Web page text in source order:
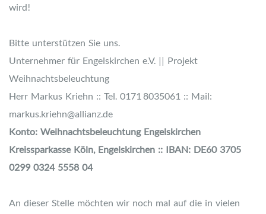
wird!
Bitte unterstützen Sie uns.
Unternehmer für Engelskirchen e.V. || Projekt
Weihnachtsbeleuchtung
Herr Markus Kriehn :: Tel. 0171 8035061 :: Mail:
markus.kriehn@allianz.de
Konto: Weihnachtsbeleuchtung Engelskirchen
Kreissparkasse Köln, Engelskirchen :: IBAN: DE60 3705
0299 0324 5558 04
An dieser Stelle möchten wir noch mal auf die in vielen